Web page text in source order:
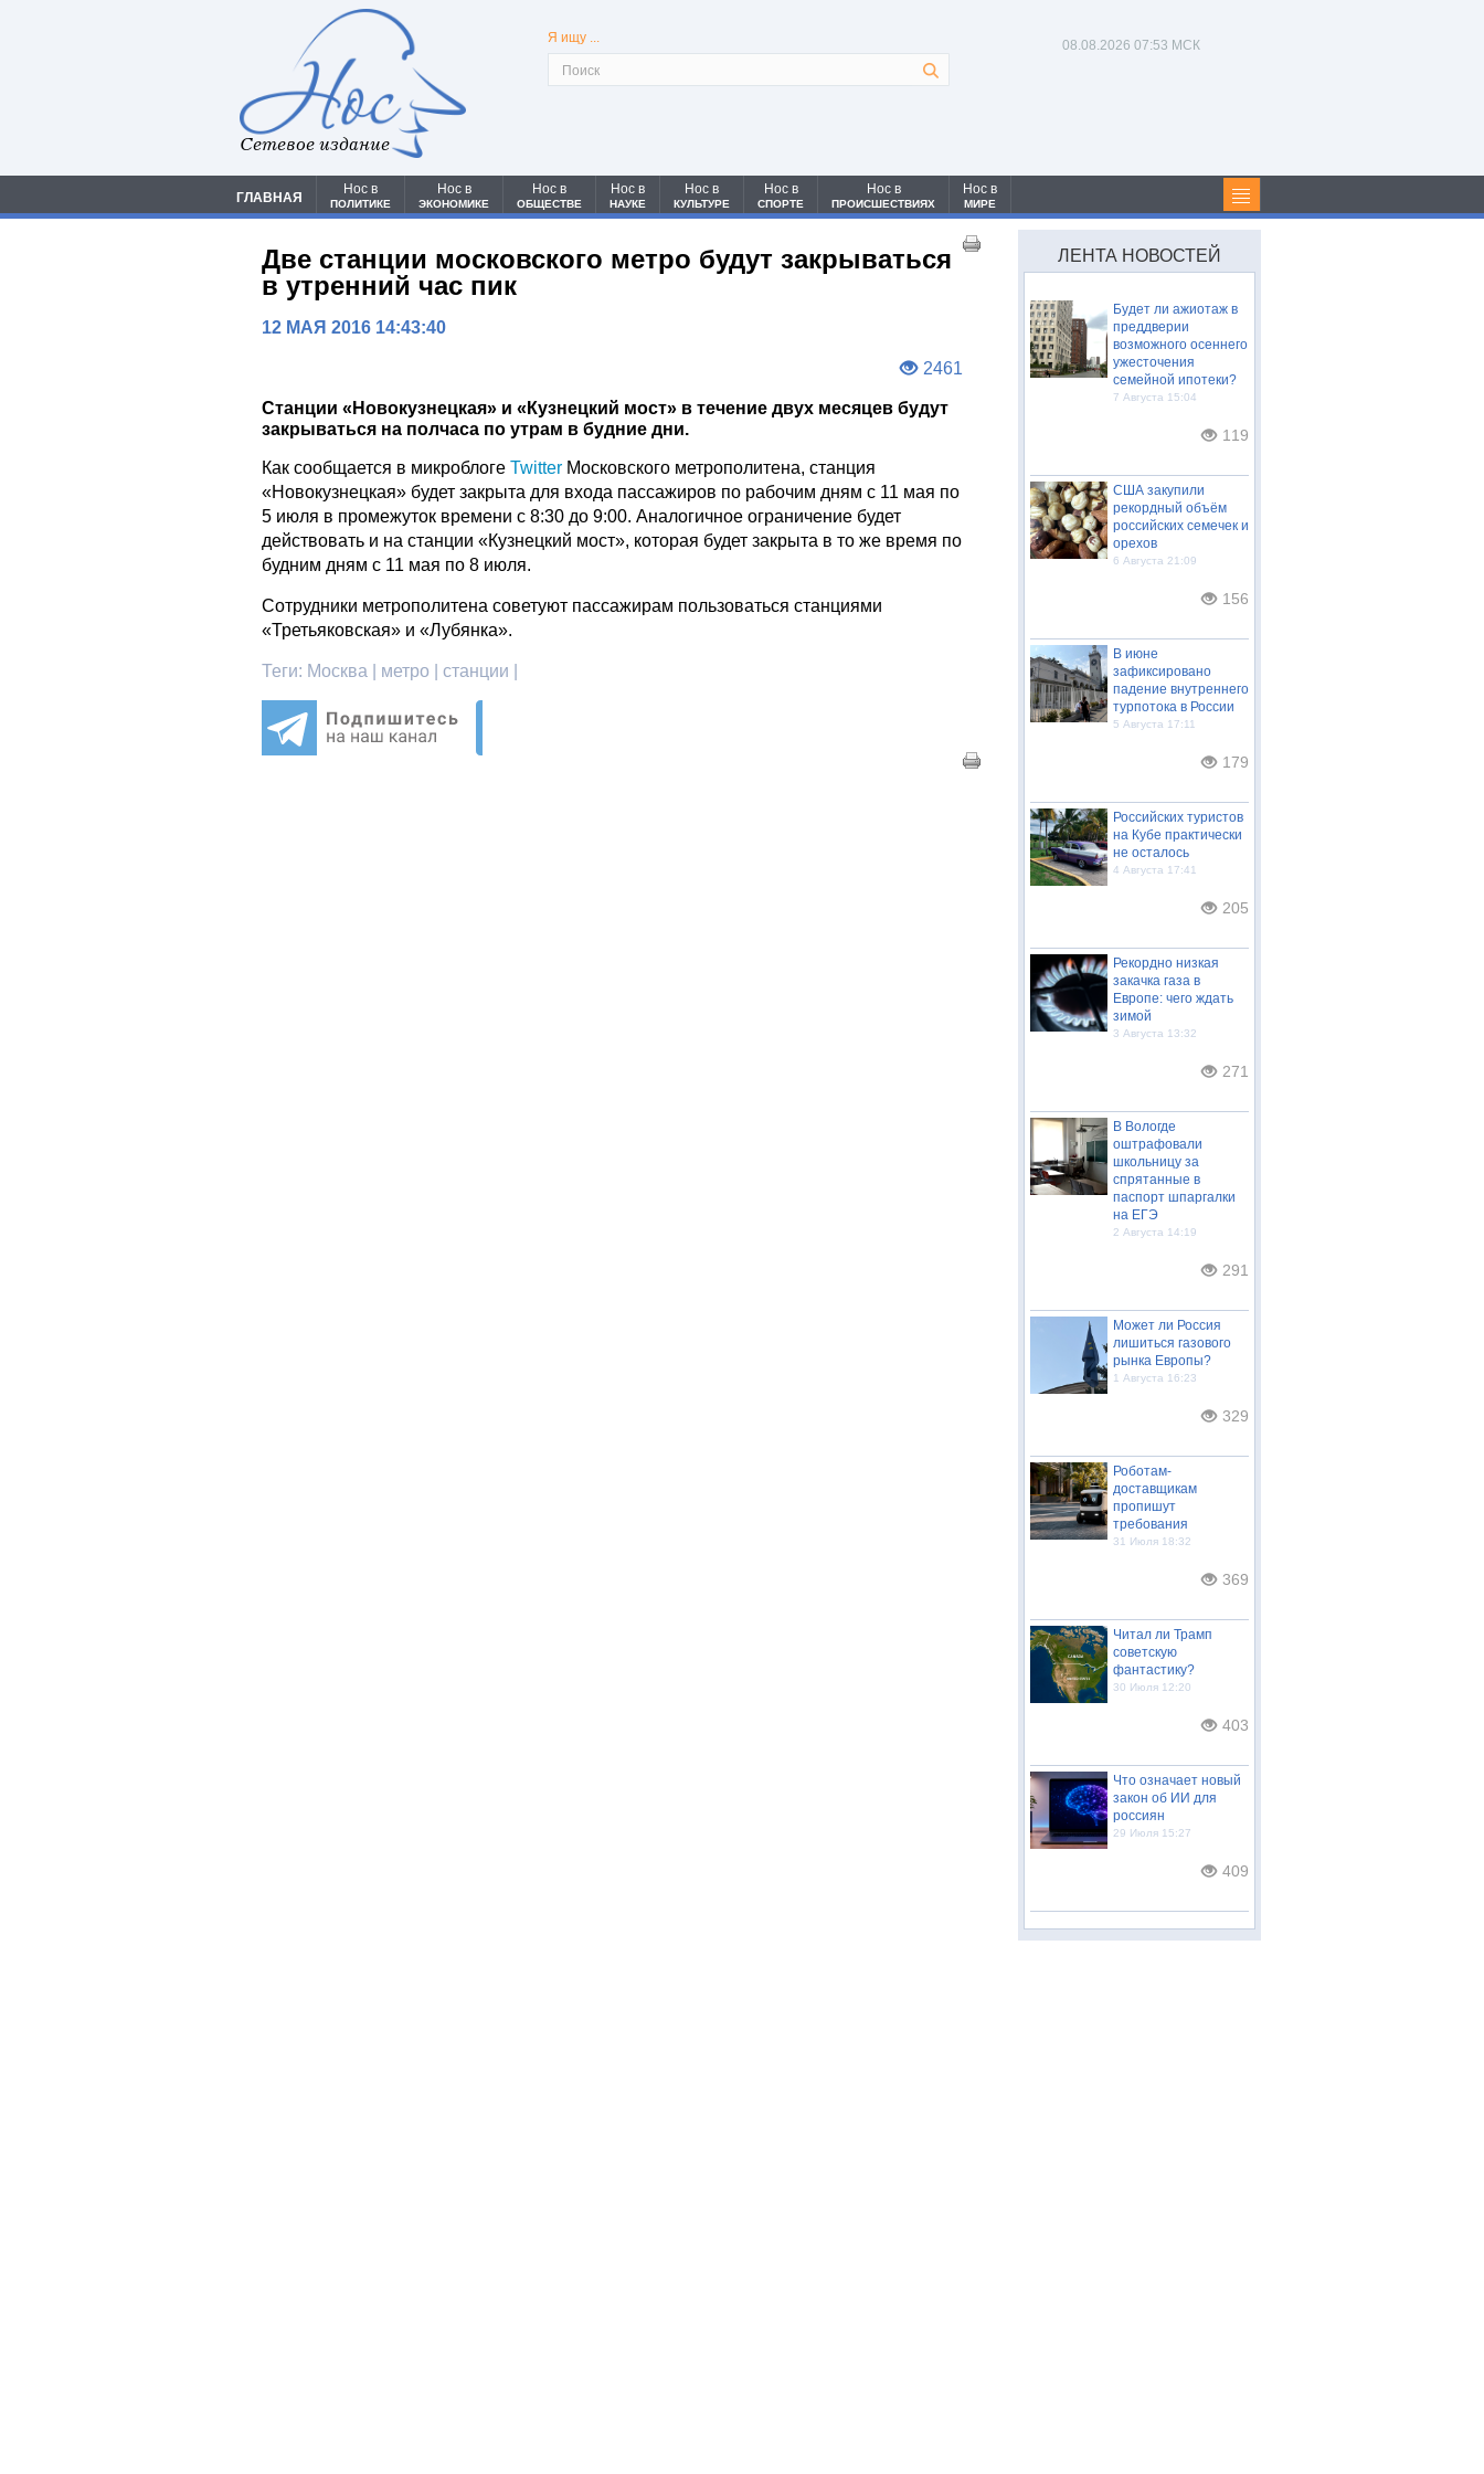
Сетевое издание
Я ищу ... 08.08.2026 07:53 МСК
ГЛАВНАЯ
Нос в
ПОЛИТИКЕ
Нос в
ЭКОНОМИКЕ
Нос в
ОБЩЕСТВЕ
Нос в
НАУКЕ
Нос в
КУЛЬТУРЕ
Нос в
СПОРТЕ
Нос в
ПРОИСШЕСТВИЯХ
Нос в
МИРЕ
Две станции московского метро будут закрываться
в утренний час пик
12 МАЯ 2016 14:43:40
2461
Станции «Новокузнецкая» и «Кузнецкий мост» в течение двух месяцев будут
закрываться на полчаса по утрам в будние дни.
Как сообщается в микроблоге Twitter Московского метрополитена, станция
«Новокузнецкая» будет закрыта для входа пассажиров по рабочим дням с 11 мая по
5 июля в промежуток времени с 8:30 до 9:00. Аналогичное ограничение будет
действовать и на станции «Кузнецкий мост», которая будет закрыта в то же время по
будним дням с 11 мая по 8 июля.
Сотрудники метрополитена советуют пассажирам пользоваться станциями
«Третьяковская» и «Лубянка».
Теги: Москва | метро | станции |
ЛЕНТА НОВОСТЕЙ
Будет ли ажиотаж в
преддверии
возможного осеннего
ужесточения
семейной ипотеки?
7 Августа 15:04
119
США закупили
рекордный объём
российских семечек и
орехов
6 Августа 21:09
156
В июне
зафиксировано
падение внутреннего
турпотока в России
5 Августа 17:11
179
Российских туристов
на Кубе практически
не осталось
4 Августа 17:41
205
Рекордно низкая
закачка газа в
Европе: чего ждать
зимой
3 Августа 13:32
271
В Вологде
оштрафовали
школьницу за
спрятанные в
паспорт шпаргалки
на ЕГЭ
2 Августа 14:19
291
Может ли Россия
лишиться газового
рынка Европы?
1 Августа 16:23
329
Роботам-
доставщикам
пропишут
требования
31 Июля 18:32
369
Читал ли Трамп
советскую
фантастику?
30 Июля 12:20
403
Что означает новый
закон об ИИ для
россиян
29 Июля 15:27
409